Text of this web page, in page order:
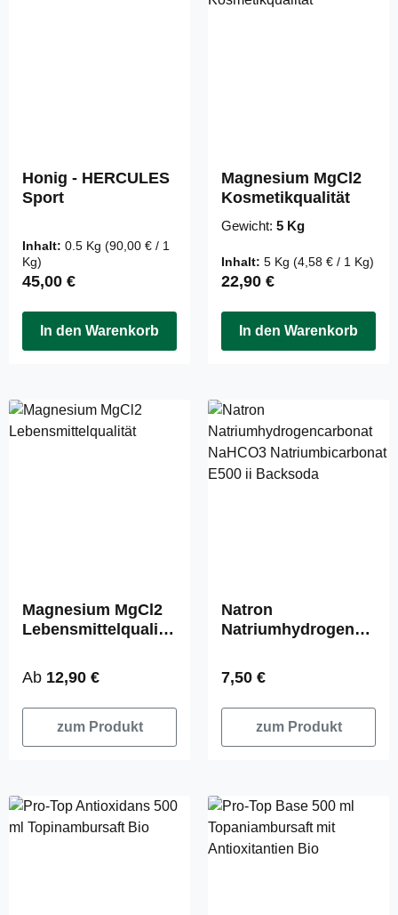
Honig - HERCULES
Sport
Inhalt: 0.5 Kg (90,00 € / 1
Kg)
Regulärer Preis:
45,00 €
In den Warenkorb
Magnesium MgCl2
Kosmetikqualität
Gewicht: 5 Kg
Inhalt: 5 Kg (4,58 € / 1 Kg)
Regulärer Preis:
22,90 €
In den Warenkorb
Magnesium MgCl2
Lebensmittelqualitä
Regulärer Preis:
Ab 12,90 €
zum Produkt
Natron
Natriumhydrogenca
Natriumbicarbonat
E500 ii Backsoda
Regulärer Preis:
7,50 €
zum Produkt